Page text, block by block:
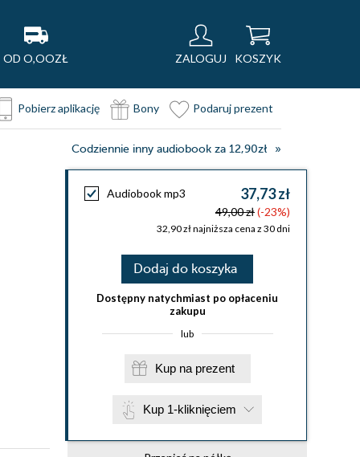
OD O,OOZŁ ZALOGUJ KOSZYK
Pobierz aplikację Bony Podaruj prezent
Codziennie inny audiobook za 12,90zł
Audiobook mp3 37,73 zł
49,00 zł(-23%)
32,90 zł najniższa cena z 30 dni
Dodaj do koszyka
Dostępny natychmiast po opłaceniu
zakupu
lub
Kup na prezent
Kup 1-kliknięciem